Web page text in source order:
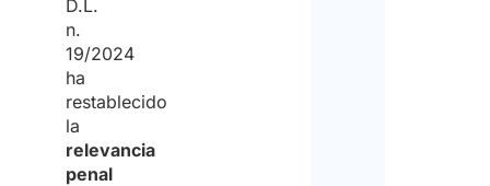
D.L.
n.
19/2024
ha
restablecido
la
relevancia
penal